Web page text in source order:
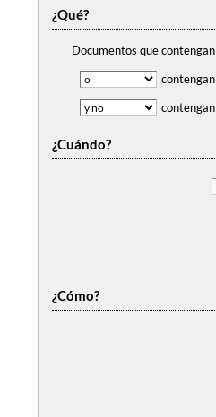
¿Qué?
Documentos que contengan
contengan
contengan
¿Cuándo?
¿Cómo?